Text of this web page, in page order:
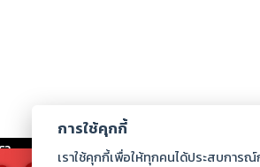
า ร่วมงานกับเรา ดาวน์โหลด
การใช้คุกกี้
เราใช้คุกกี้เพื่อให้ทุกคนได้ประสบการ